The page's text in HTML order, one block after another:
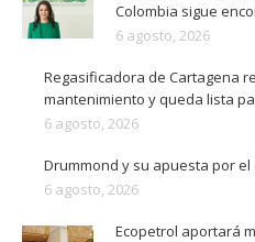
Colombia sigue
6 agosto, 2026
Regasificadora de Cartagena
mantenimiento y queda lista
6 agosto, 2026
Drummond y su apuesta por
6 agosto, 2026
Ecopetrol aportará